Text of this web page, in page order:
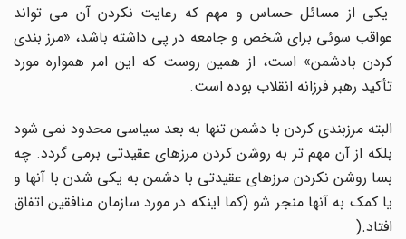
یکی از مسائل حساس و مهم که رعایت نکردن آن می تواند
عواقب سوئی برای شخص و جامعه در پی داشته باشد، «مرز بندی
کردن بادشمن» است، از همین روست که این امر همواره مورد
تأکید رهبر فرزانه انقلاب بوده است.
البته مرزبندی کردن با دشمن تنها به بعد سیاسی محدود نمی شود
بلکه از آن مهم تر به روشن کردن مرزهای عقیدتی برمی گردد. چه
بسا روشن نکردن مرزهای عقیدتی با دشمن به یکی شدن با آنها و
یا کمک به آنها منجر شو (کما اینکه در مورد سازمان منافقین اتفاق
افتاد).